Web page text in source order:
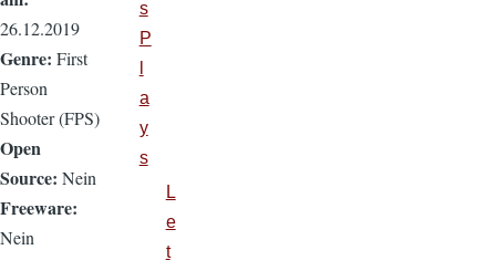
26.12.2019
Genre: First
Person
Shooter (FPS)
Open
Source: Nein
Freeware:
Nein
s
P
a
y
s
L
e
t